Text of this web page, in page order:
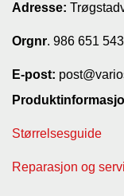
Adresse:
Orgnr. 986 651 543
E-post:
Størrelsesguide
Reparasjon og